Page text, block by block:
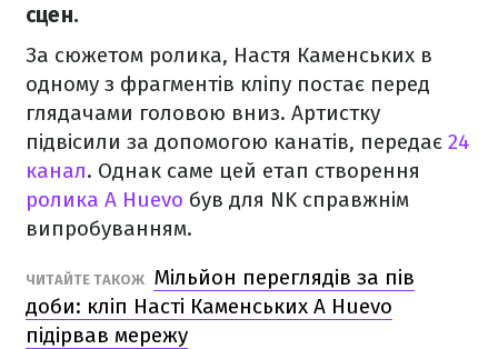
сцен.
За сюжетом ролика, Настя Каменських в
одному з фрагментів кліпу постає перед
глядачами головою вниз. Артистку
підвісили за допомогою канатів, передає 24
канал. Однак саме цей етап створення
ролика A Huevo був для NK справжнім
випробуванням.
ЧИТАЙТЕ ТАКОЖ Мільйон переглядів за пів
доби: кліп Насті Каменських A Huevo
підірвав мережу